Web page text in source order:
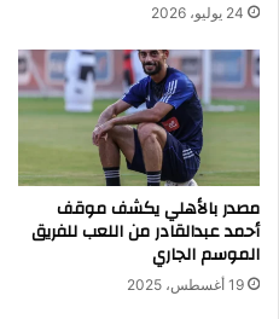
24 يوليو، 2026
مصدر بالأهلي يكشف موقف
أحمد عبدالقادر من اللعب للفريق
الموسم الجاري
19 أغسطس، 2025